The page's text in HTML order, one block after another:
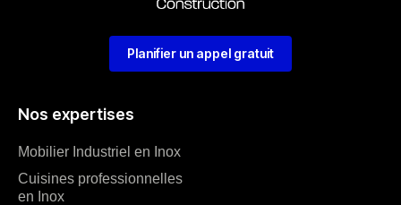
Nos expertises
Mobilier Industriel en Inox
Cuisines professionnelles
en Inox
Planifier un appel gratuit